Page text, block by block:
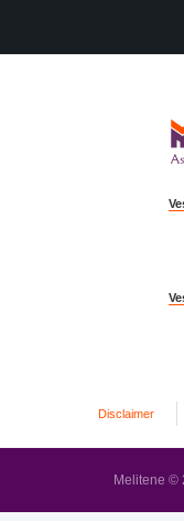
Disclaimer
Melitene ©